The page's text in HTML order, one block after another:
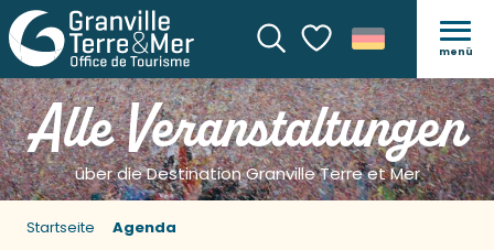
SucheVoir les favoris
menü
Alle Veranstaltungen
über die Destination Granville Terre et Mer
Startseite Agenda